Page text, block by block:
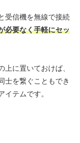
受信機を無線で接続
必要なく手軽にセッ
に置いておけば、
士を繋ぐこともでき
テムです。